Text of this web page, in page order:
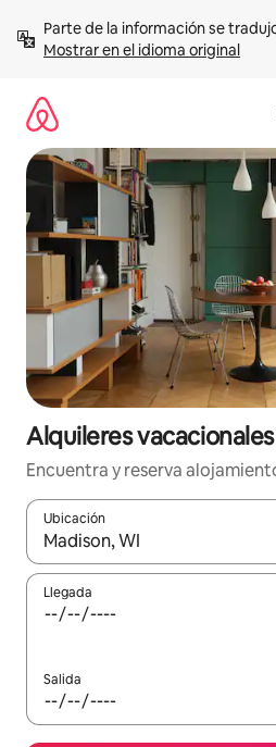
contenidoMostrar en el idioma original
Alquileres
Encuentra y reserva
Ubicación
Cuando los resultados estén
Llegada
Salida